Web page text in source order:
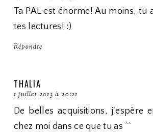
Ta PAL est énorme! Au moins, tu
tes lectures! :)
Répondre
THALIA
1 juillet 2013 à 20:21
De belles acquisitions, j'espère
chez moi dans ce que tu as ^^